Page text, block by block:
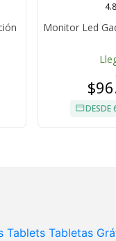
4.8
Monitor Led
DESDE
Tablets Tabletas